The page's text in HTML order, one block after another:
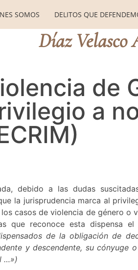
SOMOS DELITOS QUE
Díaz Velasco
de
a
debido a las dudas
la jurisprudencia marca al
casos de violencia de género o
que reconoce esta dispensa
de la obligación de
y descendente, su cónyuge
…»)